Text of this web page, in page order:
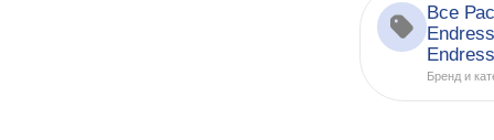
Все
Бренд и